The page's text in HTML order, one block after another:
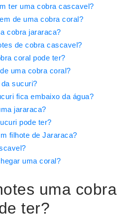
ter uma cobra cascavel?
de uma cobra coral?
cobra jararaca?
de cobra cascavel?
coral pode ter?
uma cobra coral?
sucuri?
fica embaixo da água?
jararaca?
pode ter?
filhote de Jararaca?
uma coral?
uma cobra
ter?